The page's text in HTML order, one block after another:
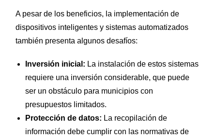
A pesar de los beneficios, la implementación de
dispositivos inteligentes y sistemas automatizados
también presenta algunos desafíos:
Inversión inicial: La instalación de estos sistemas
requiere una inversión considerable, que puede
ser un obstáculo para municipios con
presupuestos limitados.
Protección de datos: La recopilación de
información debe cumplir con las normativas de